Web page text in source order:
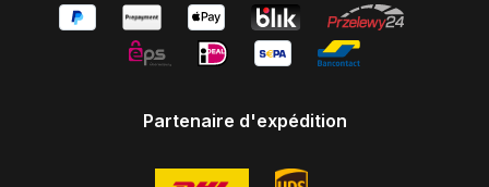
Partenaire d'expédition